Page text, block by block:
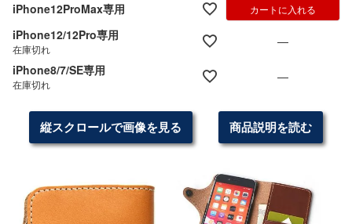
iPhone12ProMax専用 カートに入れる
iPhone12/12Pro専用
在庫切れ
—
iPhone8/7/SE専用
在庫切れ —
縦スクロールで画像を見る 商品説明を読む